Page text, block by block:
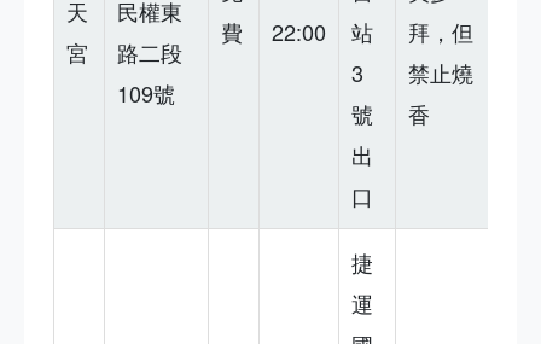
天
宮
民權東
路二段
109號
費
22:00
站
3
號
出
口
拜，但
禁止燒
香
捷
運